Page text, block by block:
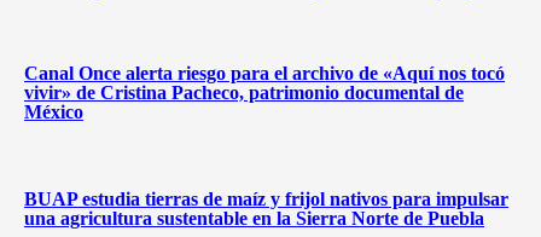
Canal Once alerta riesgo para el archivo de «Aquí nos tocó
vivir» de Cristina Pacheco, patrimonio documental de
México
BUAP estudia tierras de maíz y frijol nativos para impulsar
una agricultura sustentable en la Sierra Norte de Puebla